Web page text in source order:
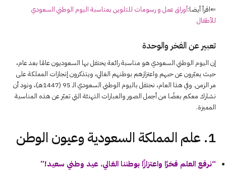
⇐اقرأ أيضا:أوراق عمل و رسومات للتلوين بمناسبة اليوم الوطني السعودي
للأطفال
تعبير عن الفخر والوحدة
إن اليوم الوطني السعودي هو مناسبة رائعة يحتفل بها السعوديون عامًا بعد عام،
حيث يعبّرون عن حبهم واعتزازهم بوطنهم الغالي، ويتذكرون إنجازات المملكة على
مر الزمن. وفي هذا العام، نحتفل باليوم الوطني السعودي الـ 95 (1447هـ)، ونود أن
نشارك معكم بعضًا من أجمل الصور والعبارات التهنئة التي تعبّر عن هذه المناسبة
المميزة.
1. علم المملكة السعودية وعيون الوطن
“نرفع العلم فخرًا واعتزازًا بوطننا الغالي. عيد وطني سعيد!”